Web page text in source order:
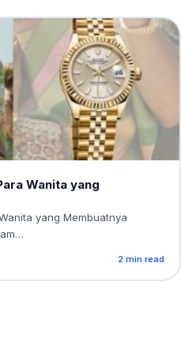
Wanita yang
yang Membuatnya
2 min read